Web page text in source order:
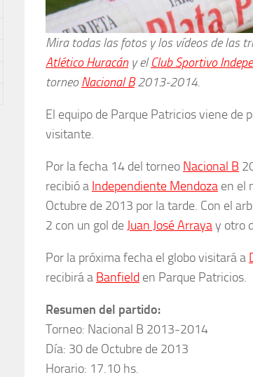
Mira todas las fotos y los vídeos de las
Atlético Huracány elClub Sportivo
torneoNacional B2013-2014.
El equipo de Parque Patricios viene de
visitante.
Por la fecha 14 del torneo Nacional B
recibió a Independiente Mendoza en el
Octubre de 2013 por la tarde. Con el
2 con un gol de Juan José Arrayay otro
Por la próxima fecha el globo visitará a
recibirá a Banfield en Parque Patricios.
Resumen del partido:
Torneo: Nacional B 2013-2014
Día: 30 de Octubre de 2013
Horario: 17.10 hs.